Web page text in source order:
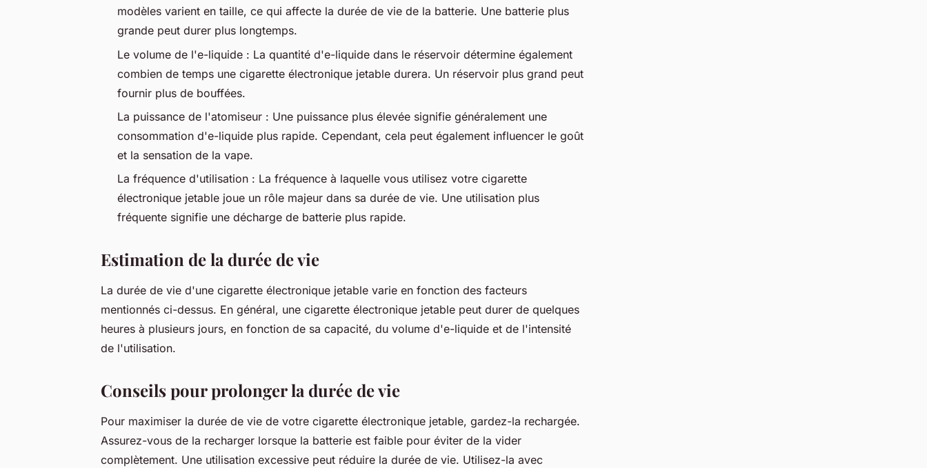
modèles varient en taille, ce qui affecte la durée de vie de la batterie. Une batterie plus
grande peut durer plus longtemps.
Le volume de l'e-liquide : La quantité d'e-liquide dans le réservoir détermine également
combien de temps une cigarette électronique jetable durera. Un réservoir plus grand peut
fournir plus de bouffées.
La puissance de l'atomiseur : Une puissance plus élevée signifie généralement une
consommation d'e-liquide plus rapide. Cependant, cela peut également influencer le goût
et la sensation de la vape.
La fréquence d'utilisation : La fréquence à laquelle vous utilisez votre cigarette
électronique jetable joue un rôle majeur dans sa durée de vie. Une utilisation plus
fréquente signifie une décharge de batterie plus rapide.
Estimation de la durée de vie
La durée de vie d'une cigarette électronique jetable varie en fonction des facteurs
mentionnés ci-dessus. En général, une cigarette électronique jetable peut durer de quelques
heures à plusieurs jours, en fonction de sa capacité, du volume d'e-liquide et de l'intensité
de l'utilisation.
Conseils pour prolonger la durée de vie
Pour maximiser la durée de vie de votre cigarette électronique jetable, gardez-la rechargée.
Assurez-vous de la recharger lorsque la batterie est faible pour éviter de la vider
complètement. Une utilisation excessive peut réduire la durée de vie. Utilisez-la avec